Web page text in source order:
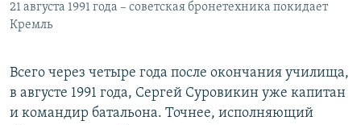
21 августа 1991 года – советская бронетехника покидает
Кремль
Всего через четыре года после окончания училища,
в августе 1991 года, Сергей Суровикин уже капитан
и командир батальона. Точнее, исполняющий